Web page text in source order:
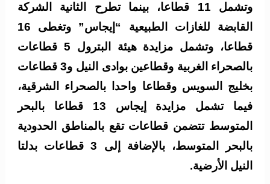
وتشمل 11 قطاعا، بينما تطرح الثانية الشركة
القابضة للغازات الطبيعية “إيجاس” وتغطى 16
قطاعا، وتشمل مزايدة هيئة البترول 5 قطاعات
بالصحراء الغربية وقطاعين بوادى النيل و3 قطاعات
بخليج السويس وقطاعا واحدا بالصحراء الشرقية،
فيما تشمل مزايدة إيجاس 13 قطاعا بالبحر
المتوسط تتضمن قطاعات تقع بالمناطق الحدودية
بالبحر المتوسط، بالإضافة إلى 3 قطاعات بدلتا
النيل الأرضية.